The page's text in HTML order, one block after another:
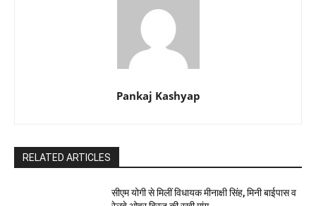
Pankaj Kashyap
RELATED ARTICLES
सीएम योगी से मिलीं विधायक मीनाक्षी सिंह, मिनी बाईपास व